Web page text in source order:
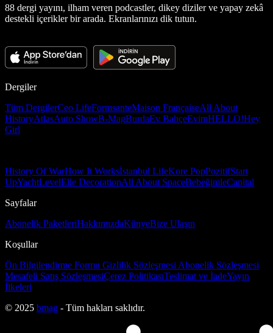
88 dergi yayını, ilham veren podcastler, dikey diziler ve yapay zekâ
destekli içerikler bir arada. Ekranlarınızı dik tutun.
Dergiler
Tüm DergilerCeo LifeFormsanteMaison FrançaiseAll About
HistoryAtlasAuto ShowB-MagBurdaEv BahçeEvimHELLO!Hey
Girl
History Of WarHow It Worksİstanbul LifeKore PopPozitifStart
UpYachtLevelElle DecorationAll About SpaceBebeğimleCapital
Sayfalar
Abonelik PaketleriHakkımızdaKünyeBize Ulaşın
Koşullar
Ön Bilgilendirme Formu Gizlilik Sözleşmesi Abonelik Sözleşmesi
Mesafeli Satış SözleşmesiÇerez PolitikasıTeslimat ve İadeYayın
İlkeleri
© 2025 bmag - Tüm hakları saklıdır.